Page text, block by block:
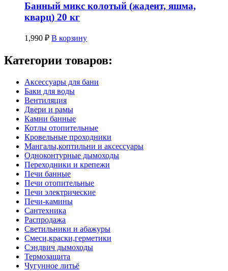
Банный микс колотый (жадеит, яшма,
кварц) 20 кг
1,990 ₽ В корзину
Категории товаров:
Аксессуары для бани
Баки для воды
Вентиляция
Двери и рамы
Камни банные
Котлы отопительные
Кровельные проходники
Мангалы,коптильни и аксессуары
Одноконтурные дымоходы
Переходники и крепежи
Печи банные
Печи отопительные
Печи электрические
Печи-камины
Сантехника
Распродажа
Светильники и абажуры
Смеси,краски,герметики
Сэндвич дымоходы
Термозащита
Чугунное литьё